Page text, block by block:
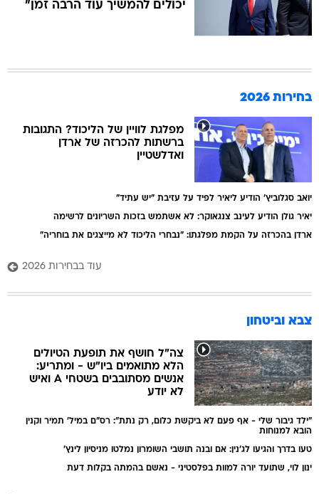
יכולים להמשיך עוד הרבה זמן"
בחירות 2026
מפלגת לוויין של הליכוד? התגובות
ברשתות להכרזה של ארדן
ואדלשטיין
יואב סגלוביץ' הודיע ליאיר לפיד על עזיבת "יש עתיד"
יאיר גולן הודיע לעינב צנגאוקר: לא אשתמש בזכות השריונים לרשימה
ארדן בהכרזה על הקמת מפלגתו: "נבחרי הליכוד לא מייצגים את בוחריה"
עוד בבחירות 2026
צבא וביטחון
צה"ל חושף את תופעת הטיולים
הלא מתואמים ביו"ש - ומתריע:
אנשים מסתובבים בשטחי A ואיש
לא יודע
"ילד גיבור שלי - אף פעם לא ביקשת כלום, רק נתת": רס"ם במיל' תמיר וקנין
הובא למנוחות
טעו בדרך והגיעו לג'נין: אם ובנה תושבי השומרון נמלטו מניסיון לינץ'
ינון לוי, שתועד יורה למוות בפלסטיני - נאשם בהמתה בקלות דעת